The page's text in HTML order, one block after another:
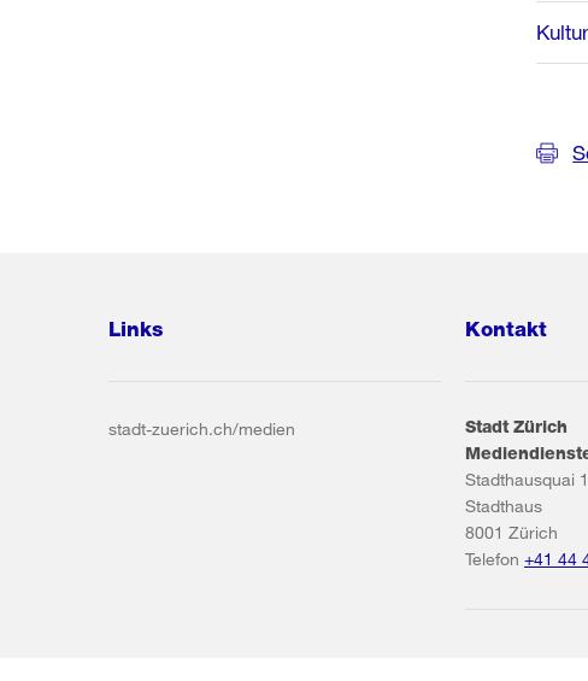
Kultur
Links
stadt-zuerich.ch/medien
Kontakt
Stadt Zürich
Stadthausquai
Stadthaus
8001 Zürich
Telefon +41 44